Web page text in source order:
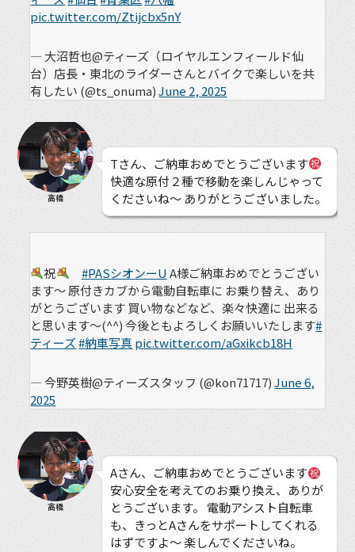
pic.twitter.com/Ztijcbx5nY
— 大沼哲也@ティーズ（ロイヤルエンフィールド仙
台）店長・東北のライダーさんとバイクで楽しいを共
有したい (@ts_onuma)June 2, 2025
高橋
Tさん、ご納車おめでとうございます
快適な原付２種で移動を楽しんじゃって
くださいね〜 ありがとうございました。
祝 #PASシオンーUA様ご納車おめでとうござい
ます〜 原付きカブから電動自転車に お乗り替え、あり
がとうございます 買い物などなど、楽々快適に 出来る
と思います〜(^^) 今後ともよろしくお願いいたします#
ティーズ#納車写真pic.twitter.com/aGxikcb18H
— 今野英樹@ティーズスタッフ (@kon71717)June 6,
2025
高橋
Aさん、ご納車おめでとうございます
安心安全を考えてのお乗り換え、ありが
とうございます。 電動アシスト自転車
も、きっとAさんをサポートしてくれる
はずですよ〜 楽しんでくださいね。